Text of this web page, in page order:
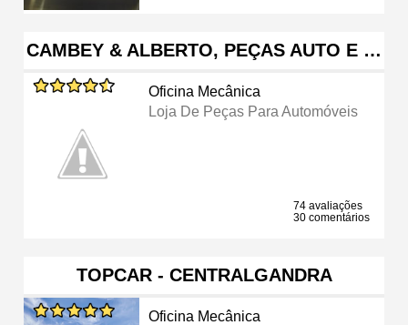
CAMBEY & ALBERTO, PEÇAS AUTO E …
Oficina Mecânica
Loja De Peças Para Automóveis
74 avaliações
30 comentários
TOPCAR - CENTRALGANDRA
Oficina Mecânica